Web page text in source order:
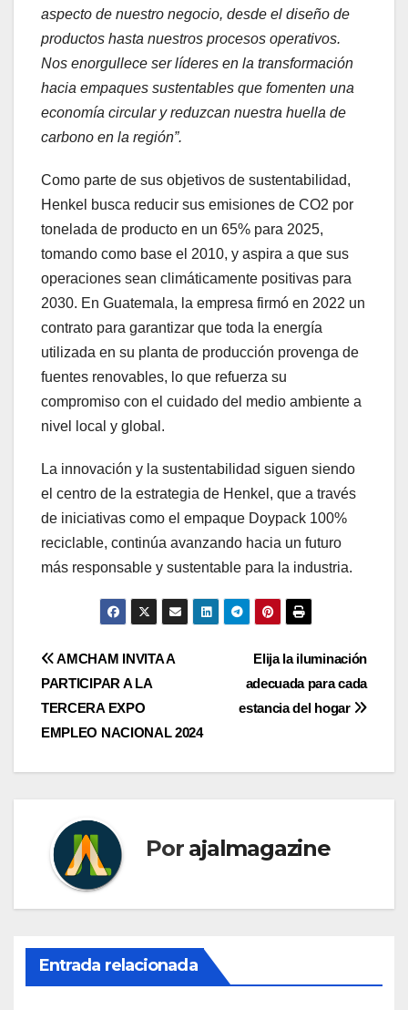
aspecto de nuestro negocio, desde el diseño de
productos hasta nuestros procesos operativos.
Nos enorgullece ser líderes en la transformación
hacia empaques sustentables que fomenten una
economía circular y reduzcan nuestra huella de
carbono en la región”.
Como parte de sus objetivos de sustentabilidad,
Henkel busca reducir sus emisiones de CO2 por
tonelada de producto en un 65% para 2025,
tomando como base el 2010, y aspira a que sus
operaciones sean climáticamente positivas para
2030. En Guatemala, la empresa firmó en 2022 un
contrato para garantizar que toda la energía
utilizada en su planta de producción provenga de
fuentes renovables, lo que refuerza su
compromiso con el cuidado del medio ambiente a
nivel local y global.
La innovación y la sustentabilidad siguen siendo
el centro de la estrategia de Henkel, que a través
de iniciativas como el empaque Doypack 100%
reciclable, continúa avanzando hacia un futuro
más responsable y sustentable para la industria.
Navegación
de
entradas
Elija la iluminación
adecuada para cada
estancia del hogar
AMCHAM INVITA A
PARTICIPAR A LA
TERCERA EXPO
EMPLEO NACIONAL 2024
Por ajalmagazine
Entrada relacionada